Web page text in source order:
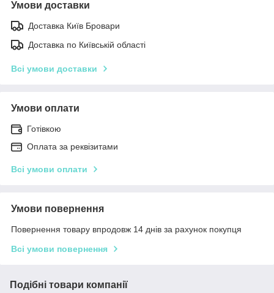
Умови доставки
Доставка Київ Бровари
Доставка по Київській області
Всі умови доставки
Умови оплати
Готівкою
Оплата за реквізитами
Всі умови оплати
Умови повернення
Повернення товару впродовж 14 днів за рахунок покупця
Всі умови повернення
Подібні товари компанії